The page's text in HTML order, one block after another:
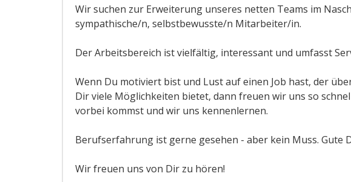
Wir suchen zur Erweiterung unseres netten Teams im
sympathische/n, selbstbewusste/n Mitarbeiter/in.
Der Arbeitsbereich ist vielfältig, interessant und umfasst
Wenn Du motiviert bist und Lust auf einen Job hast, der
Dir viele Möglichkeiten bietet, dann freuen wir uns so
vorbei kommst und wir uns kennenlernen.
Berufserfahrung ist gerne gesehen - aber kein Muss. Gute
Wir freuen uns von Dir zu hören!